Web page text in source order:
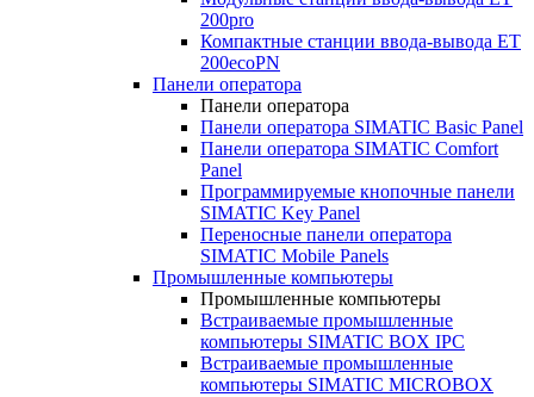
200pro
Компактные станции ввода-вывода ET
200ecoPN
Панели оператора
Панели оператора
Панели оператора SIMATIC Basic Panel
Панели оператора SIMATIC Comfort
Panel
Программируемые кнопочные панели
SIMATIC Key Panel
Переносные панели оператора
SIMATIC Mobile Panels
Промышленные компьютеры
Промышленные компьютеры
Встраиваемые промышленные
компьютеры SIMATIC BOX IPC
Встраиваемые промышленные
компьютеры SIMATIC MICROBOX